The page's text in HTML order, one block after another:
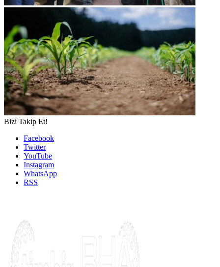
Bizi Takip Et!
Facebook
Twitter
YouTube
Instagram
WhatsApp
RSS